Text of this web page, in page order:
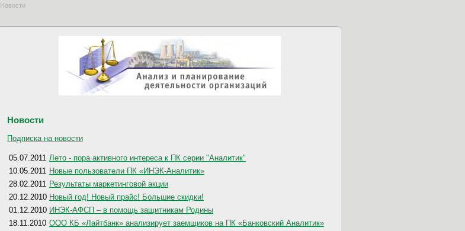
Новости
Новости
Подписка на новости
05.07.2011 Лето - пора активного интереса к ПК серии "Аналитик"
10.05.2011 Новые пользователи ПК «ИНЭК-Аналитик»
28.02.2011 Результаты маркетинговой акции
20.12.2010 Новый год! Новый прайс! Большие скидки!
01.12.2010 ИНЭК-АФСП – в помощь защитникам Родины
18.11.2010 ООО КБ «Лайтбанк» анализирует заемщиков на ПК «Банковский Аналитик»